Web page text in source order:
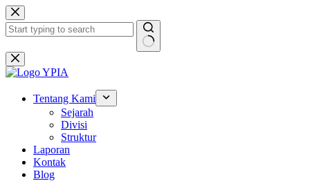
Skip
to
content
No
results
Tentang Kami
Sejarah
Divisi
Struktur
Laporan
Kontak
Blog